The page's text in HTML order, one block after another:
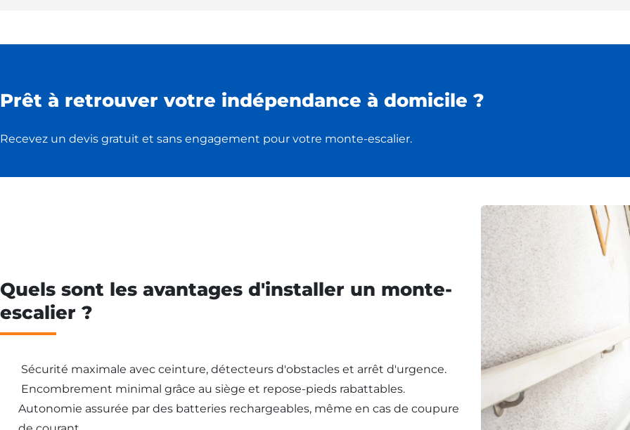
Prêt à retrouver votre indépendance à domicile ?
Recevez un devis gratuit et sans engagement pour votre monte-escalier.
Quels sont les avantages d'installer un monte-
escalier ?
Sécurité maximale avec ceinture, détecteurs d'obstacles et arrêt d'urgence.
Encombrement minimal grâce au siège et repose-pieds rabattables.
Autonomie assurée par des batteries rechargeables, même en cas de coupure